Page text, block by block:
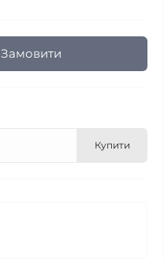
Замовити
Купити